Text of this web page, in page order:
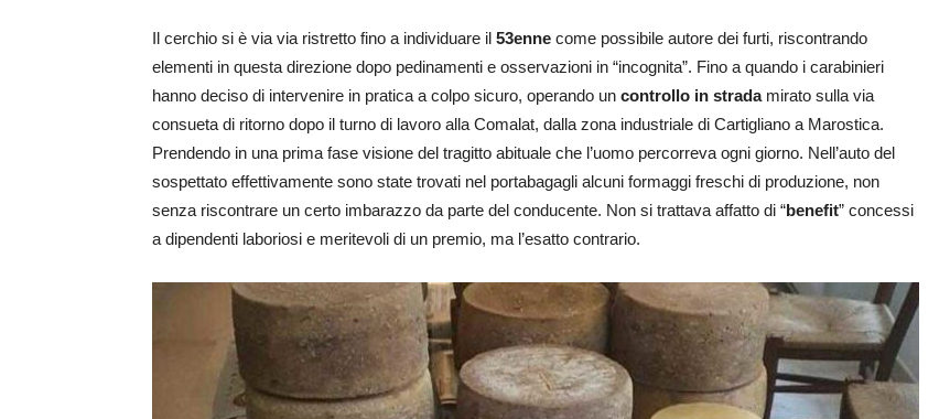
Il cerchio si è via via ristretto fino a individuare il 53enne come possibile autore dei furti, riscontrando
elementi in questa direzione dopo pedinamenti e osservazioni in “incognita”. Fino a quando i carabinieri
hanno deciso di intervenire in pratica a colpo sicuro, operando un controllo in stradamirato sulla via
consueta di ritorno dopo il turno di lavoro alla Comalat, dalla zona industriale di Cartigliano a Marostica.
Prendendo in una prima fase visione del tragitto abituale che l’uomo percorreva ogni giorno. Nell’auto del
sospettato effettivamente sono state trovati nel portabagagli alcuni formaggi freschi di produzione, non
senza riscontrare un certo imbarazzo da parte del conducente. Non si trattava affatto di “benefit” concessi
a dipendenti laboriosi e meritevoli di un premio, ma l’esatto contrario.